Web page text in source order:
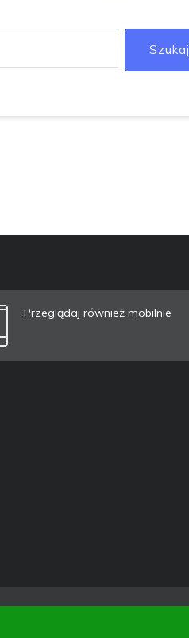
Szukaj
Przeglądaj również mobilnie